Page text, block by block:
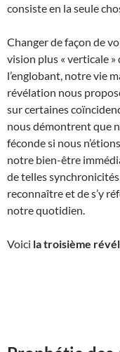
consiste en la seule
Changer de façon de
vision plus « verticale »
l’englobant, notre vie
révélation nous
sur certaines
nous démontrent que
féconde si nous
notre bien-être
de telles
reconnaître et de s’y
notre quotidien.
Voici la troisième